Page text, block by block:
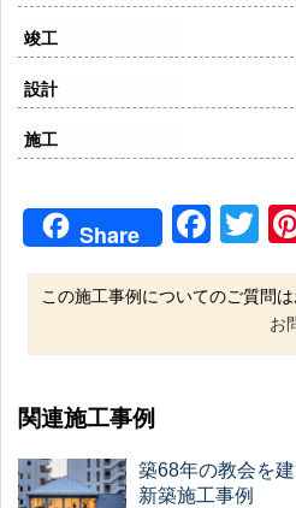
竣工
設計
施工
Share
この施工事例についてのご質問は
お
関連施工事例
築68年の教会を
新築施工事例